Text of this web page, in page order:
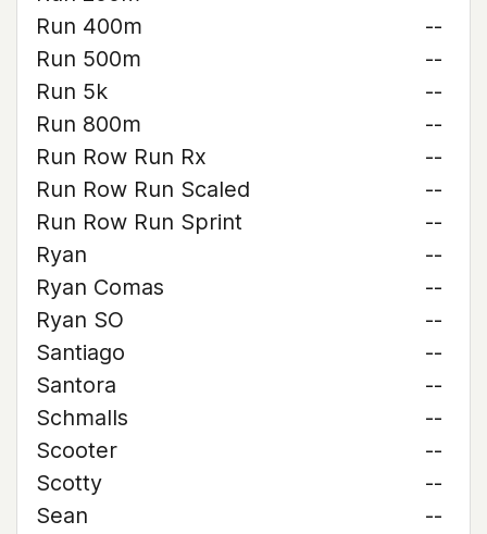
Run 400m
--
Run 500m
--
Run 5k
--
Run 800m
--
Run Row Run Rx
--
Run Row Run Scaled
--
Run Row Run Sprint
--
Ryan
--
Ryan Comas
--
Ryan SO
--
Santiago
--
Santora
--
Schmalls
--
Scooter
--
Scotty
--
Sean
--